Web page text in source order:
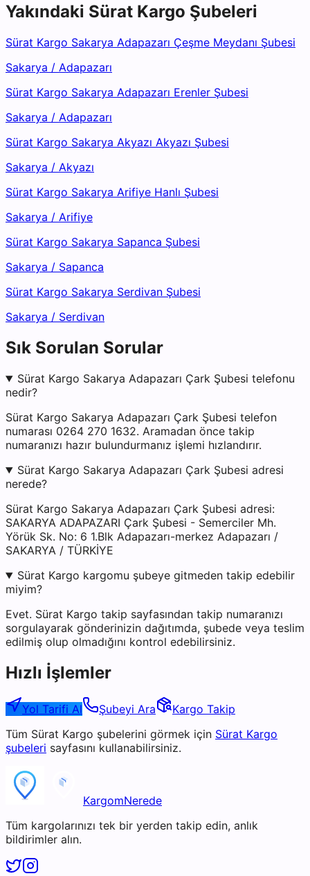
Yakındaki Sürat Kargo Şubeleri
Sürat Kargo Sakarya Adapazarı Çeşme Meydanı Şubesi
Sakarya / Adapazarı
Sürat Kargo Sakarya Adapazarı Erenler Şubesi
Sakarya / Adapazarı
Sürat Kargo Sakarya Akyazı Akyazı Şubesi
Sakarya / Akyazı
Sürat Kargo Sakarya Arifiye Hanlı Şubesi
Sakarya / Arifiye
Sürat Kargo Sakarya Sapanca Şubesi
Sakarya / Sapanca
Sürat Kargo Sakarya Serdivan Şubesi
Sakarya / Serdivan
Sık Sorulan Sorular
Sürat Kargo Sakarya Adapazarı Çark Şubesi telefonu
nedir?
Sürat Kargo Sakarya Adapazarı Çark Şubesi telefon
numarası 0264 270 1632. Aramadan önce takip
numaranızı hazır bulundurmanız işlemi hızlandırır.
Sürat Kargo Sakarya Adapazarı Çark Şubesi adresi
nerede?
Sürat Kargo Sakarya Adapazarı Çark Şubesi adresi:
SAKARYA ADAPAZARI Çark Şubesi - Semerciler Mh.
Yörük Sk. No: 6 1.Blk Adapazarı-merkez Adapazarı /
SAKARYA / TÜRKİYE
Sürat Kargo kargomu şubeye gitmeden takip edebilir
miyim?
Evet. Sürat Kargo takip sayfasından takip numaranızı
sorgulayarak gönderinizin dağıtımda, şubede veya teslim
edilmiş olup olmadığını kontrol edebilirsiniz.
Hızlı İşlemler
Yol Tarifi Al Şubeyi Ara
Kargo Takip
Tüm Sürat Kargo şubelerini görmek için Sürat Kargo
şubeleri sayfasını kullanabilirsiniz.
KargomNerede
Tüm kargolarınızı tek bir yerden takip edin, anlık
bildirimler alın.